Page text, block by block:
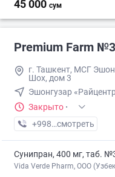
45 000 сум
Premium Farm
г. Ташкент, МСГ
Шох, дом 3
Эшонгузар
Закрыто ·
+998 (95) XXX-XX-XX
смотреть
Сунипран, 400 мг, таб.
Vida Verde Pharm, ООО